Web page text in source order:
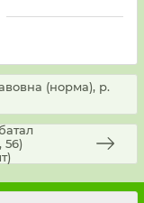
(норма), р.
56)